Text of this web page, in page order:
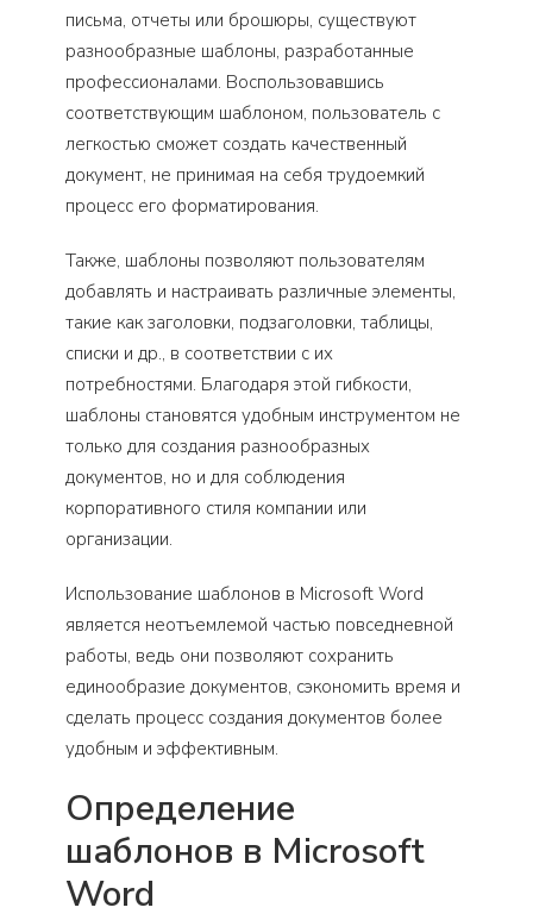
письма, отчеты или брошюры, существуют
разнообразные шаблоны, разработанные
профессионалами. Воспользовавшись
соответствующим шаблоном, пользователь с
легкостью сможет создать качественный
документ, не принимая на себя трудоемкий
процесс его форматирования.
Также, шаблоны позволяют пользователям
добавлять и настраивать различные элементы,
такие как заголовки, подзаголовки, таблицы,
списки и др., в соответствии с их
потребностями. Благодаря этой гибкости,
шаблоны становятся удобным инструментом не
только для создания разнообразных
документов, но и для соблюдения
корпоративного стиля компании или
организации.
Использование шаблонов в Microsoft Word
является неотъемлемой частью повседневной
работы, ведь они позволяют сохранить
единообразие документов, сэкономить время и
сделать процесс создания документов более
удобным и эффективным.
Определение
шаблонов в Microsoft
Word